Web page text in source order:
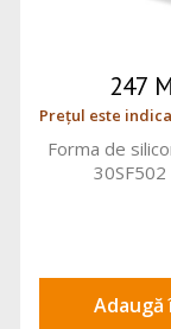
247
Prețul este
Forma de
Adaugă